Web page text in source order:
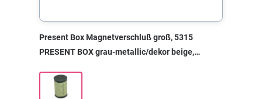
Present Box Magnetverschluß groß, 5315
PRESENT BOX grau-metallic/dekor beige,